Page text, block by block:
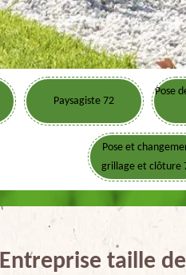
Paysagiste 72
Pose
Pose et
grillage et clôture
Entreprise taille